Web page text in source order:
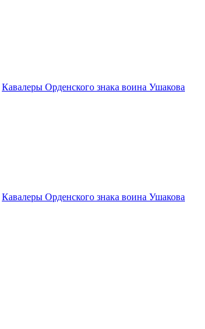
Кавалеры Орденского знака воина Ушакова
Кавалеры Орденского знака воина Ушакова